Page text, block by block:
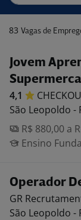
83 Vagas de
Jovem
4,1
São Leopoldo -
R$ 880,00 a
Ensino
Operador
GR
São Leopoldo -